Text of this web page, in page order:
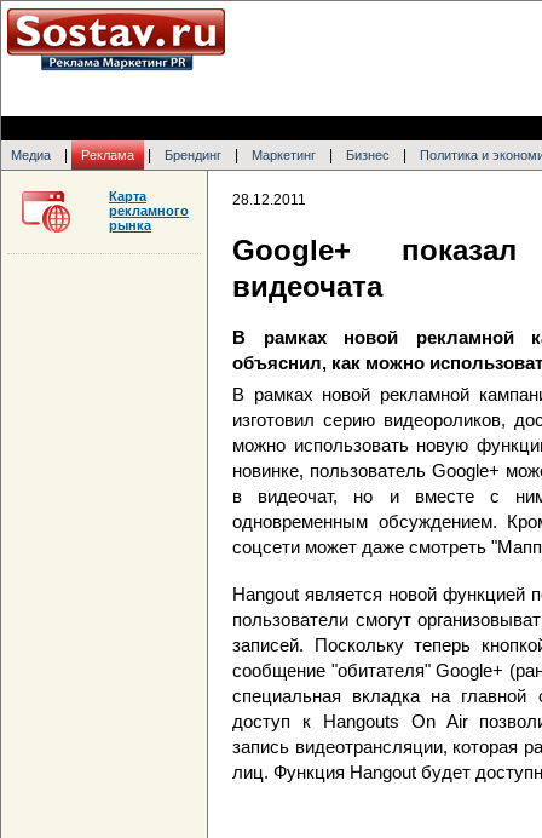
Медиа Реклама Брендинг Маркетинг Бизнес Политика и
28.12.2011
Google+
видеочата
В рамках новой рекламной
объяснил, как можно
В рамках новой рекламной
изготовил серию видеороликов,
можно использовать новую
новинке, пользователь Google+
в видеочат, но и вместе с
одновременным обсуждением.
соцсети может даже смотреть
Hangout является новой функцией
пользователи смогут
записей. Поскольку теперь
сообщение "обитателя" Google+
специальная вкладка на главной
доступ к Hangouts On Air
запись видеотрансляции, которая
лиц. Функция Hangout будет
Карта
рекламного
рынка